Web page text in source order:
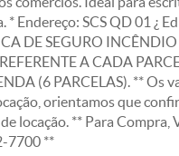
Endereço: SCS QD 01 ¿
DE SEGURO
A CADA
(6 PARCELAS). ** Os
orientamos que
locação. ** Para Compra,
7700 **